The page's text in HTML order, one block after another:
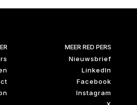
MEER RED PERS
Nieuwsbrief
LinkedIn
Facebook
Instagram